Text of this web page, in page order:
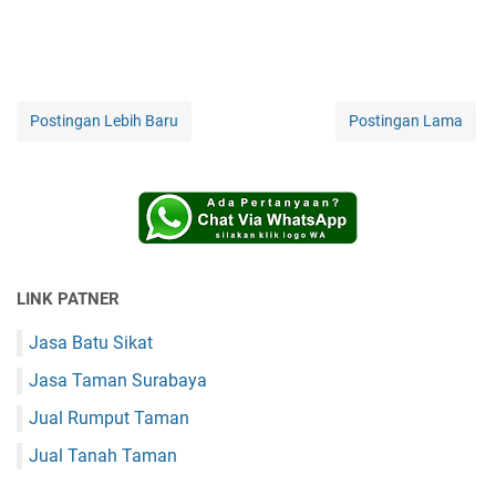
Postingan Lebih Baru Postingan Lama
LINK PATNER
Jasa Batu Sikat
Jasa Taman Surabaya
Jual Rumput Taman
Jual Tanah Taman